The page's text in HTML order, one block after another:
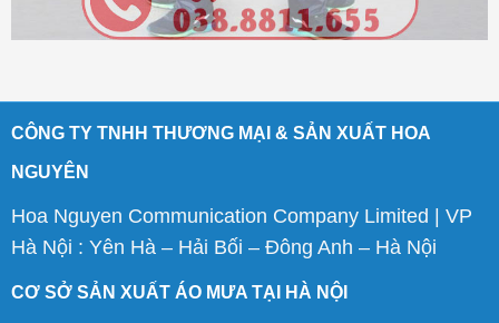
CÔNG TY TNHH THƯƠNG MẠI & SẢN XUẤT HOA
NGUYÊN
Hoa Nguyen Communication Company Limited | VP
Hà Nội : Yên Hà – Hải Bối – Đông Anh – Hà Nội
CƠ SỞ SẢN XUẤT ÁO MƯA TẠI HÀ NỘI